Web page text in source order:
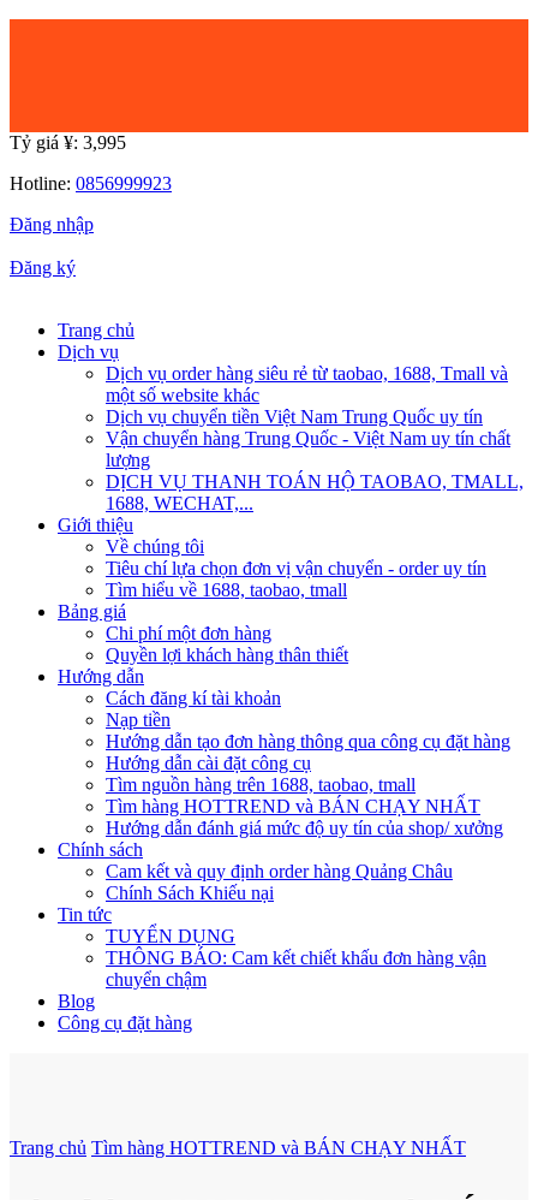
Tỷ giá ¥: 3,995
Hotline: 0856999923
Đăng nhập
Đăng ký
Trang chủ
Dịch vụ
Dịch vụ order hàng siêu rẻ từ taobao, 1688, Tmall và
một số website khác
Dịch vụ chuyển tiền Việt Nam Trung Quốc uy tín
Vận chuyển hàng Trung Quốc - Việt Nam uy tín chất
lượng
DỊCH VỤ THANH TOÁN HỘ TAOBAO, TMALL,
1688, WECHAT,...
Giới thiệu
Về chúng tôi
Tiêu chí lựa chọn đơn vị vận chuyển - order uy tín
Tìm hiểu về 1688, taobao, tmall
Bảng giá
Chi phí một đơn hàng
Quyền lợi khách hàng thân thiết
Hướng dẫn
Cách đăng kí tài khoản
Nạp tiền
Hướng dẫn tạo đơn hàng thông qua công cụ đặt hàng
Hướng dẫn cài đặt công cụ
Tìm nguồn hàng trên 1688, taobao, tmall
Tìm hàng HOTTREND và BÁN CHẠY NHẤT
Hướng dẫn đánh giá mức độ uy tín của shop/ xưởng
Chính sách
Cam kết và quy định order hàng Quảng Châu
Chính Sách Khiếu nại
Tin tức
TUYỂN DỤNG
THÔNG BÁO: Cam kết chiết khấu đơn hàng vận
chuyển chậm
Blog
Công cụ đặt hàng
Trang chủ Tìm hàng HOTTREND và BÁN CHẠY NHẤT